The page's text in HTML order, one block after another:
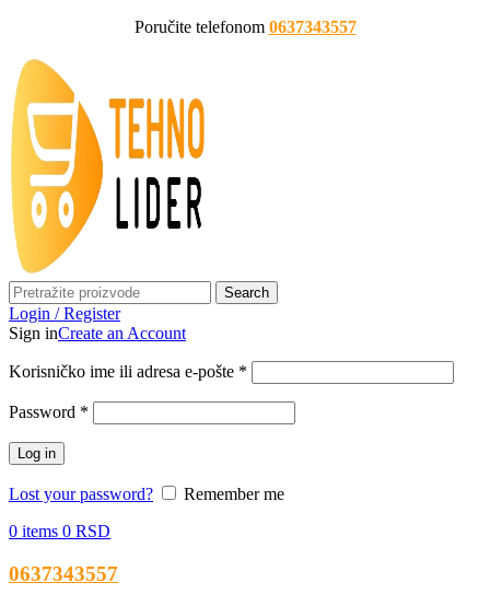
Poručite telefonom 0637343557
Search
Login / Register
Sign inCreate an Account
Korisničko ime ili adresa e-pošte *
Password *
Log in
Lost your password?
Remember me
0 items 0 RSD
0637343557